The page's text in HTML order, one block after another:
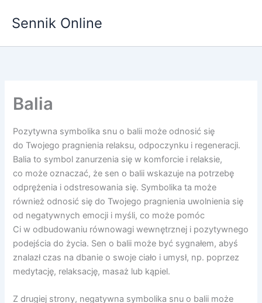
Sennik Online
Balia
Pozytywna symbolika snu o balii może odnosić się
do Twojego pragnienia relaksu, odpoczynku i regeneracji.
Balia to symbol zanurzenia się w komforcie i relaksie,
co może oznaczać, że sen o balii wskazuje na potrzebę
odprężenia i odstresowania się. Symbolika ta może
również odnosić się do Twojego pragnienia uwolnienia się
od negatywnych emocji i myśli, co może pomóc
Ci w odbudowaniu równowagi wewnętrznej i pozytywnego
podejścia do życia. Sen o balii może być sygnałem, abyś
znalazł czas na dbanie o swoje ciało i umysł, np. poprzez
medytację, relaksację, masaż lub kąpiel.
Z drugiej strony, negatywna symbolika snu o balii może